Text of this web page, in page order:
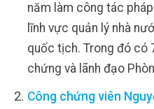
năm làm công tác
lĩnh vực quản lý nhà
quốc tịch. Trong đó có
chứng và lãnh đạo
Công chứng viên